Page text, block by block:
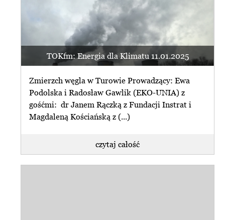
TOKfm: Energia dla Klimatu 11.01.2025
Zmierzch węgla w Turowie Prowadzący: Ewa
Podolska i Radosław Gawlik (EKO-UNIA) z
gośćmi: dr Janem Rączką z Fundacji Instrat i
Magdaleną Kościańską z (...)
czytaj całość